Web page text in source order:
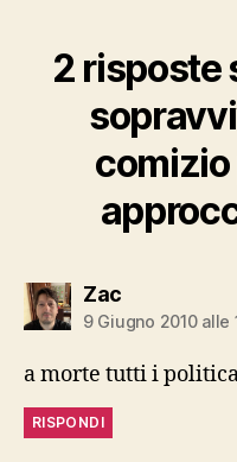
2 risposte
comizio
Zacdice:
9 Giugno 2010 alle
a morte tutti i
RISPONDI